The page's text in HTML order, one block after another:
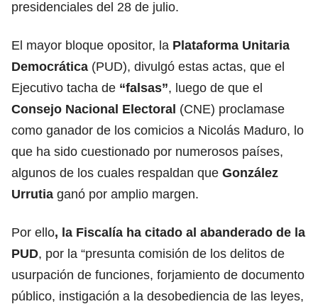
presidenciales del 28 de julio.
El mayor bloque opositor, la Plataforma Unitaria
Democrática (PUD), divulgó estas actas, que el
Ejecutivo tacha de “falsas”, luego de que el
Consejo Nacional Electoral (CNE) proclamase
como ganador de los comicios a Nicolás Maduro, lo
que ha sido cuestionado por numerosos países,
algunos de los cuales respaldan que González
Urrutia ganó por amplio margen.
Por ello, la Fiscalía ha citado al abanderado de la
PUD, por la “presunta comisión de los delitos de
usurpación de funciones, forjamiento de documento
público, instigación a la desobediencia de las leyes,